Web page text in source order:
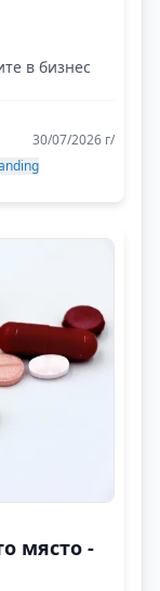
в бизнес
30/07/2026 г/
място -